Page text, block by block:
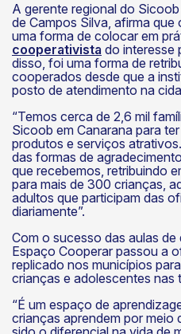
A gerente regional do
de Campos Silva, afirma
uma forma de colocar em
cooperativista do interesse
disso, foi uma forma de
cooperados desde que a
posto de atendimento na
“Temos cerca de 2,6 mil
Sicoob em Canarana para
produtos e serviços
das formas de
que recebemos, retribuindo
para mais de 300 crianças,
adultos que participam das
diariamente”.
Com o sucesso das aulas de
Espaço Cooperar passou a
replicado nos municípios
crianças e adolescentes nas
“É um espaço de
crianças aprendem por meio